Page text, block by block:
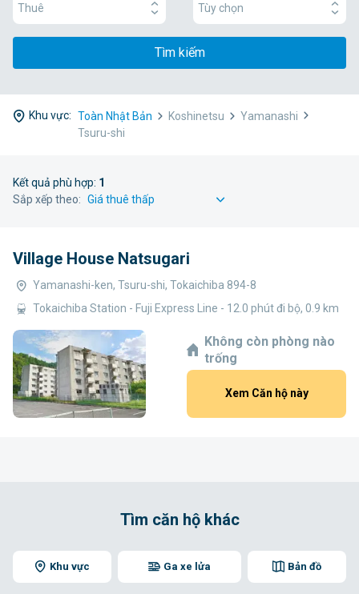
Thuê Tùy chọn
Tìm kiếm
Khu vực: Toàn Nhật Bản Koshinetsu
Yamanashi
Tsuru-shi
Kết quả phù hợp: 1
Sắp xếp theo:
Village House Natsugari
Yamanashi-ken, Tsuru-shi, Tokaichiba 894-8
Tokaichiba Station - Fuji Express Line - 12.0 phút đi bộ, 0.9 km
Không còn phòng nào
trống
Xem Căn hộ này
Tìm căn hộ khác
Khu vực Bản đồ
Ga xe lửa